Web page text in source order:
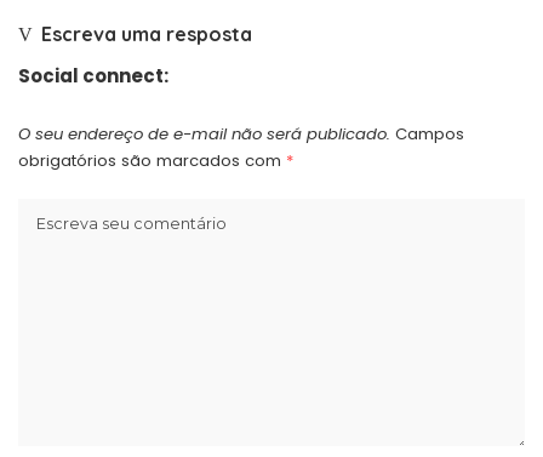
Escreva uma resposta
Social connect:
O seu endereço de e-mail não será publicado. Campos
obrigatórios são marcados com *